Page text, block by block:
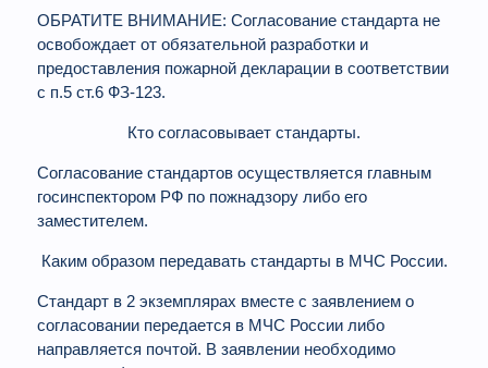
ОБРАТИТЕ ВНИМАНИЕ: Согласование стандарта не
освобождает от обязательной разработки и
предоставления пожарной декларации в соответствии
с п.5 ст.6 ФЗ-123.
Кто согласовывает стандарты.
Согласование стандартов осуществляется главным
госинспектором РФ по пожнадзору либо его
заместителем.
Каким образом передавать стандарты в МЧС России.
Стандарт в 2 экземплярах вместе с заявлением о
согласовании передается в МЧС России либо
направляется почтой. В заявлении необходимо